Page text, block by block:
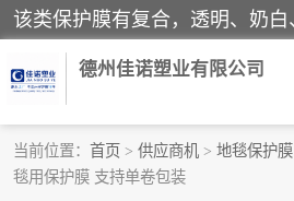
德州佳诺塑业有限公司
当前位置： 首页 > 供应商机 > 地毯保护膜
毯用保护膜 支持单卷包装
pe保护膜